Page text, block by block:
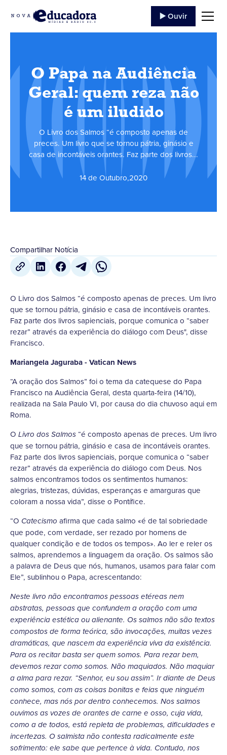
▶️ Ouvir
O Papa na Audiência
Geral: quem reza não
é um iludido
O Livro dos Salmos “é composto apenas de
preces. Um livro que se tornou pátria, ginásio e
casa de incontáveis orantes. Faz parte dos livros...
14 de Outubro,2020
Compartilhar Notícia
O Livro dos Salmos “é composto apenas de preces. Um livro
que se tornou pátria, ginásio e casa de incontáveis orantes.
Faz parte dos livros sapienciais, porque comunica o “saber
rezar” através da experiência do diálogo com Deus", disse
Francisco.
Mariangela Jaguraba - Vatican News
“A oração dos Salmos” foi o tema da catequese do Papa
Francisco na Audiência Geral, desta quarta-feira (14/10),
realizada na Sala Paulo VI, por causa do dia chuvoso aqui em
Roma.
O Livro dos Salmos “é composto apenas de preces. Um livro
que se tornou pátria, ginásio e casa de incontáveis orantes.
Faz parte dos livros sapienciais, porque comunica o “saber
rezar” através da experiência do diálogo com Deus. Nos
salmos encontramos todos os sentimentos humanos:
alegrias, tristezas, dúvidas, esperanças e amarguras que
coloram a nossa vida”, disse o Pontífice.
“O Catecismo afirma que cada salmo «é de tal sobriedade
que pode, com verdade, ser rezado por homens de
qualquer condição e de todos os tempos». Ao ler e reler os
salmos, aprendemos a linguagem da oração. Os salmos são
a palavra de Deus que nós, humanos, usamos para falar com
Ele”, sublinhou o Papa, acrescentando:
Neste livro não encontramos pessoas etéreas nem
abstratas, pessoas que confundem a oração com uma
experiência estética ou alienante. Os salmos não são textos
compostos de forma teórica, são invocações, muitas vezes
dramáticas, que nascem da experiência viva da existência.
Para os recitar basta ser quem somos. Para rezar bem,
devemos rezar como somos. Não maquiados. Não maquiar
a alma para rezar. “Senhor, eu sou assim”. Ir diante de Deus
como somos, com as coisas bonitas e feias que ninguém
conhece, mas nós por dentro conhecemos. Nos salmos
ouvimos as vozes de orantes de carne e osso, cuja vida,
como a de todos, está repleta de problemas, dificuldades e
incertezas. O salmista não contesta radicalmente este
sofrimento: ele sabe que pertence à vida. Contudo, nos